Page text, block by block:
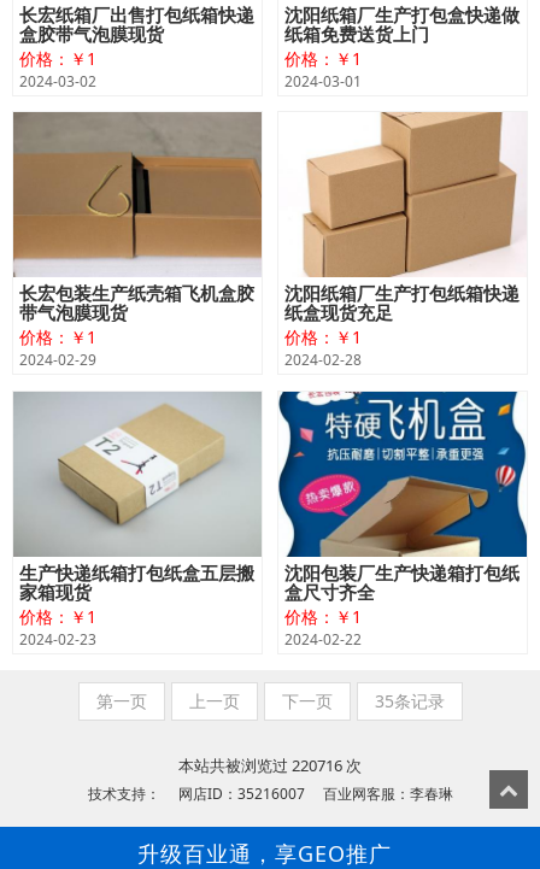
长宏纸箱厂出售打包纸箱快递
盒胶带气泡膜现货
价格：￥1
2024-03-02
沈阳纸箱厂生产打包盒快递做
纸箱免费送货上门
价格：￥1
2024-03-01
长宏包装生产纸壳箱飞机盒胶
带气泡膜现货
价格：￥1
2024-02-29
沈阳纸箱厂生产打包纸箱快递
纸盒现货充足
价格：￥1
2024-02-28
生产快递纸箱打包纸盒五层搬
家箱现货
价格：￥1
2024-02-23
沈阳包装厂生产快递箱打包纸
盒尺寸齐全
价格：￥1
2024-02-22
第一页 上一页 下一页 35条记录
本站共被浏览过 220716 次
技术支持： 网店ID：35216007 百业网客服：李春琳
升级百业通，享GEO推广